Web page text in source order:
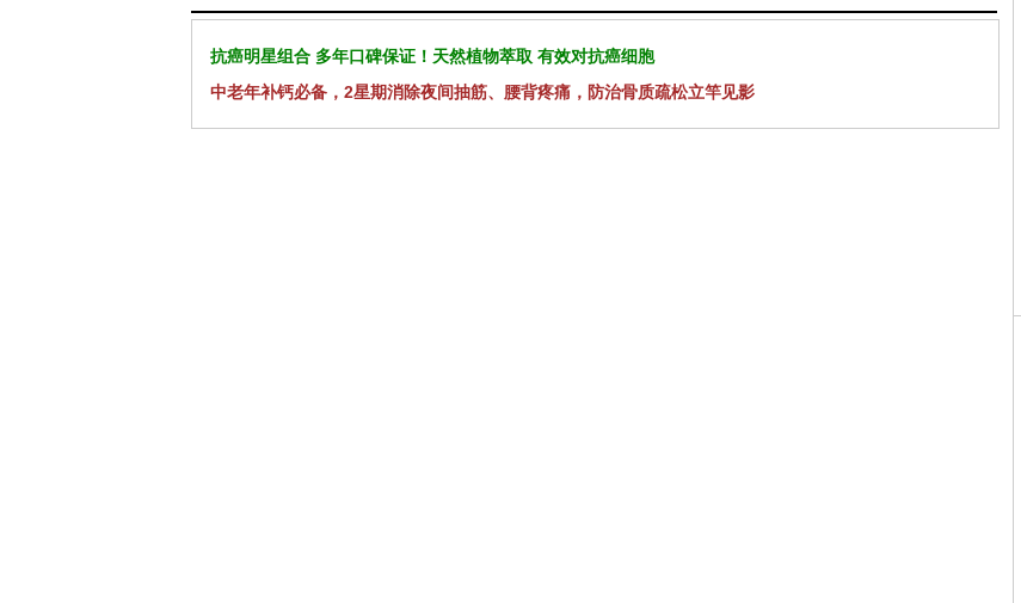
抗癌明星组合 多年口碑保证！天然植物萃取 有效对抗癌细胞
中老年补钙必备，2星期消除夜间抽筋、腰背疼痛，防治骨质疏松立竿见影